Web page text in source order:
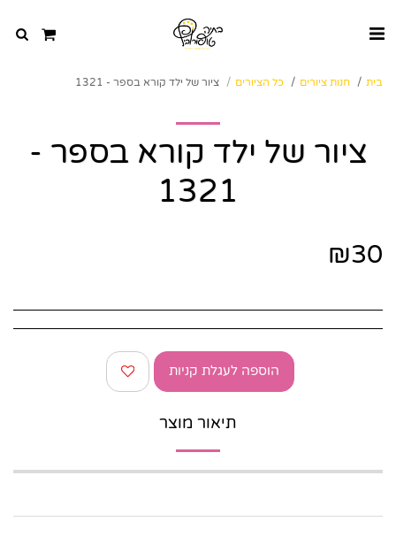
בית חנות ציורים כל הציורים ציור של ילד קורא בספר - 1321
ציור של ילד קורא בספר -
1321
₪30
הוספה לעגלת קניות
תיאור מוצר